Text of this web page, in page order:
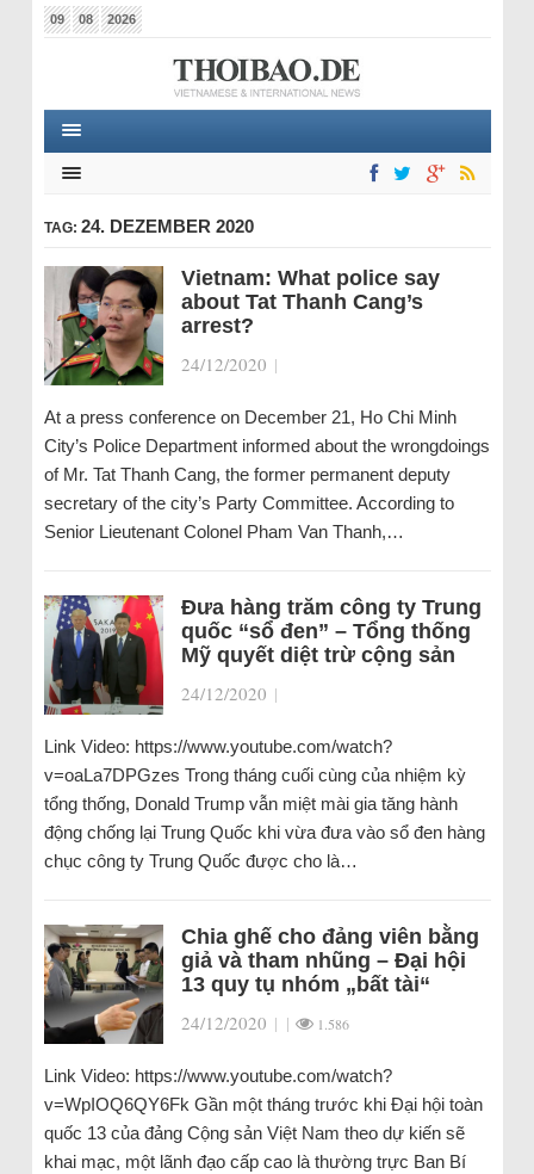
09 08 2026
TAG: 24. DEZEMBER 2020
Vietnam: What police say
about Tat Thanh Cang’s
arrest?
24/12/2020 |
At a press conference on December 21, Ho Chi Minh
City’s Police Department informed about the wrongdoings
of Mr. Tat Thanh Cang, the former permanent deputy
secretary of the city’s Party Committee. According to
Senior Lieutenant Colonel Pham Van Thanh,…
Đưa hàng trăm công ty Trung
quốc “sổ đen” – Tổng thống
Mỹ quyết diệt trừ cộng sản
24/12/2020 |
Link Video: https://www.youtube.com/watch?
v=oaLa7DPGzes Trong tháng cuối cùng của nhiệm kỳ
tổng thống, Donald Trump vẫn miệt mài gia tăng hành
động chống lại Trung Quốc khi vừa đưa vào sổ đen hàng
chục công ty Trung Quốc được cho là…
Chia ghế cho đảng viên bằng
giả và tham nhũng – Đại hội
13 quy tụ nhóm „bất tài“
24/12/2020 | | 1.586
Link Video: https://www.youtube.com/watch?
v=WpIOQ6QY6Fk Gần một tháng trước khi Đại hội toàn
quốc 13 của đảng Cộng sản Việt Nam theo dự kiến sẽ
khai mạc, một lãnh đạo cấp cao là thường trực Ban Bí